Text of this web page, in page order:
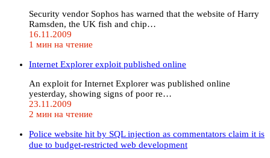
Security vendor Sophos has warned that the website of Harry
Ramsden, the UK fish and chip…
16.11.2009
1 мин на чтение
Internet Explorer exploit published online
An exploit for Internet Explorer was published online
yesterday, showing signs of poor re…
23.11.2009
2 мин на чтение
Police website hit by SQL injection as commentators claim it is
due to budget-restricted web development